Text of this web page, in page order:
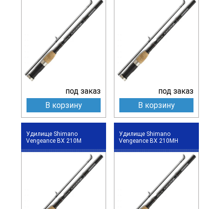
под заказ
В корзину
под заказ
В корзину
Удилище Shimano
Vengeance BX 210M
Удилище Shimano
Vengeance BX 210MH